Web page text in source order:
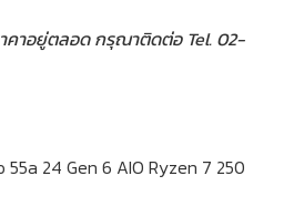
คาอยู่ตลอด กรุณาติดต่อ Tel. 02-
24 Gen 6 AIO Ryzen 7 250